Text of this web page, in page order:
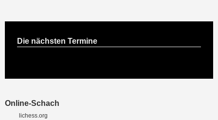
Die nächsten Termine
Online-Schach
lichess.org